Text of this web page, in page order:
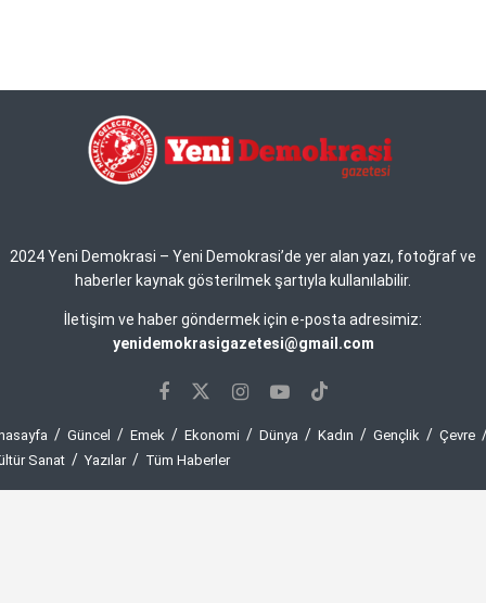
2024 Yeni Demokrasi – Yeni Demokrasi’de yer alan yazı, fotoğraf ve
haberler kaynak gösterilmek şartıyla kullanılabilir.
İletişim ve haber göndermek için e-posta adresimiz:
yenidemokrasigazetesi@gmail.com
Güncel Emek Ekonomi Dünya Kadın Gençlik
Çevre
Sanat
Yazılar Tüm Haberler